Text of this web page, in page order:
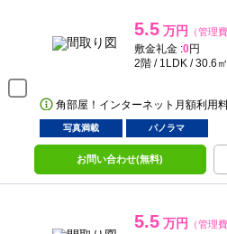
5.5 万円 （管理
敷金礼金 :0円
2階 / 1LDK / 30.6㎡
角部屋！インターネット月額利用
写真満載 パノラマ
お問い合わせ(無料)
5.5 万円 （管理